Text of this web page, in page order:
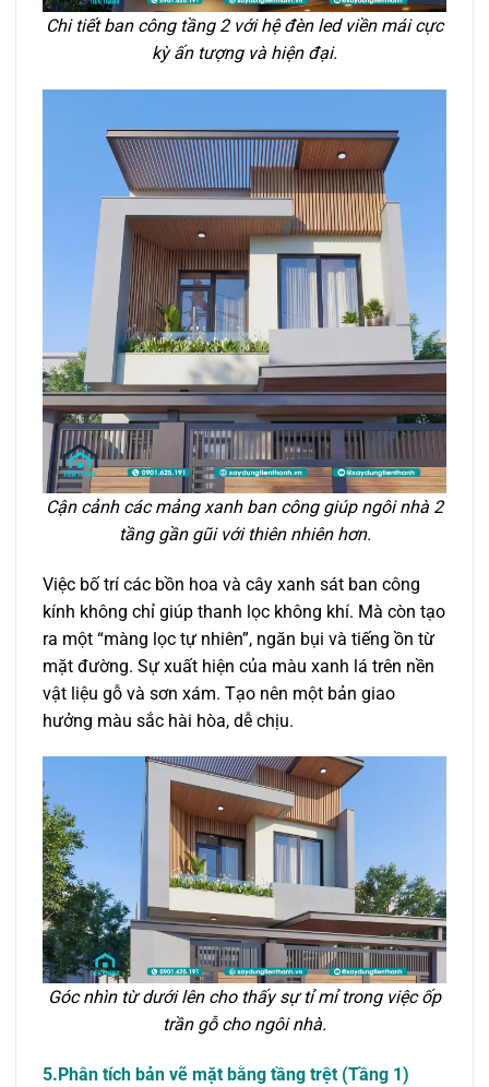
Chi tiết ban công tầng 2 với hệ đèn led viền mái cực
kỳ ấn tượng và hiện đại.
Cận cảnh các mảng xanh ban công giúp ngôi nhà 2
tầng gần gũi với thiên nhiên hơn.
Việc bố trí các bồn hoa và cây xanh sát ban công
kính không chỉ giúp thanh lọc không khí. Mà còn tạo
ra một “màng lọc tự nhiên”, ngăn bụi và tiếng ồn từ
mặt đường. Sự xuất hiện của màu xanh lá trên nền
vật liệu gỗ và sơn xám. Tạo nên một bản giao
hưởng màu sắc hài hòa, dễ chịu.
Góc nhìn từ dưới lên cho thấy sự tỉ mỉ trong việc ốp
trần gỗ cho ngôi nhà.
5.Phân tích bản vẽ mặt bằng tầng trệt (Tầng 1)